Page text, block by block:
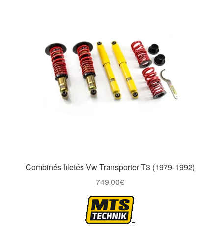
Combinés filetés Vw Transporter T3 (1979-1992)
749,00€